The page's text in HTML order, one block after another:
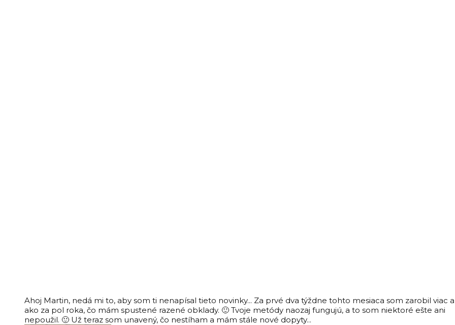
Ahoj Martin, nedá mi to, aby som ti nenapísal tieto novinky... Za prvé dva týždne tohto mesiaca som zarobil viac
ako za pol roka, čo mám spustené razené obklady. 🙂 Tvoje metódy naozaj fungujú, a to som niektoré ešte ani
nepoužil. 🙂 Už teraz som unavený, čo nestíham a mám stále nové dopyty...